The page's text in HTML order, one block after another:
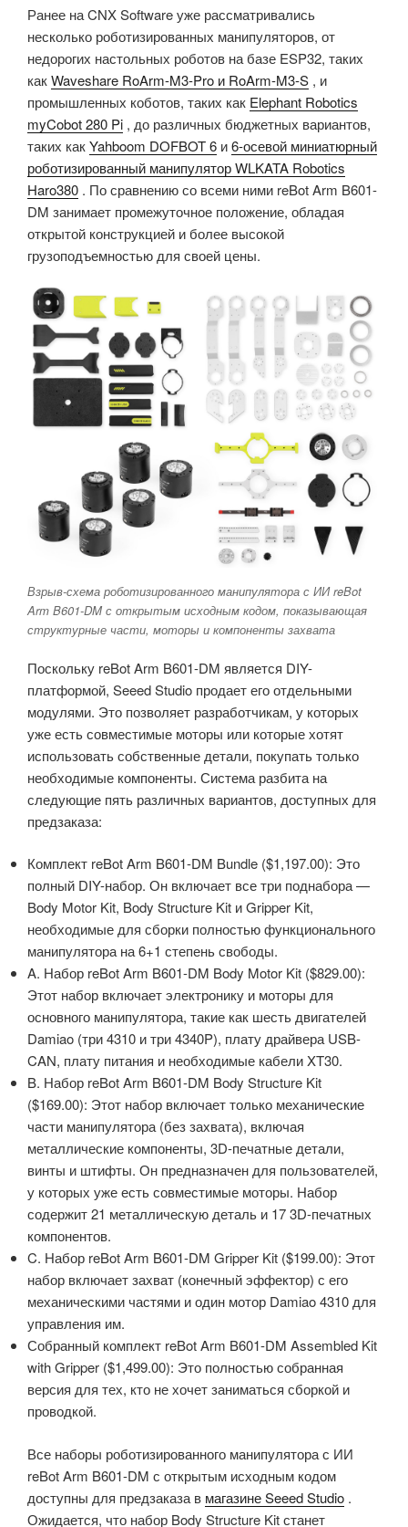
Ранее на CNX Software уже рассматривались
несколько роботизированных манипуляторов, от
недорогих настольных роботов на базе ESP32, таких
какWaveshare RoArm-M3-Pro и RoArm-M3-S , и
промышленных коботов, таких как Elephant Robotics
myCobot 280 Pi , до различных бюджетных вариантов,
таких какYahboom DOFBOT 6 и6-осевой миниатюрный
роботизированный манипулятор WLKATA Robotics
Haro380 . По сравнению со всеми ними reBot Arm B601-
DM занимает промежуточное положение, обладая
открытой конструкцией и более высокой
грузоподъемностью для своей цены.
Взрыв-схема роботизированного манипулятора с ИИ reBot
Arm B601-DM с открытым исходным кодом, показывающая
структурные части, моторы и компоненты захвата
Поскольку reBot Arm B601-DM является DIY-
платформой, Seeed Studio продает его отдельными
модулями. Это позволяет разработчикам, у которых
уже есть совместимые моторы или которые хотят
использовать собственные детали, покупать только
необходимые компоненты. Система разбита на
следующие пять различных вариантов, доступных для
предзаказа:
Комплект reBot Arm B601-DM Bundle ($1,197.00): Это
полный DIY-набор. Он включает все три поднабора —
Body Motor Kit, Body Structure Kit и Gripper Kit,
необходимые для сборки полностью функционального
манипулятора на 6+1 степень свободы.
A. Набор reBot Arm B601-DM Body Motor Kit ($829.00):
Этот набор включает электронику и моторы для
основного манипулятора, такие как шесть двигателей
Damiao (три 4310 и три 4340P), плату драйвера USB-
CAN, плату питания и необходимые кабели XT30.
B. Набор reBot Arm B601-DM Body Structure Kit
($169.00): Этот набор включает только механические
части манипулятора (без захвата), включая
металлические компоненты, 3D-печатные детали,
винты и штифты. Он предназначен для пользователей,
у которых уже есть совместимые моторы. Набор
содержит 21 металлическую деталь и 17 3D-печатных
компонентов.
C. Набор reBot Arm B601-DM Gripper Kit ($199.00): Этот
набор включает захват (конечный эффектор) с его
механическими частями и один мотор Damiao 4310 для
управления им.
Собранный комплект reBot Arm B601-DM Assembled Kit
with Gripper ($1,499.00): Это полностью собранная
версия для тех, кто не хочет заниматься сборкой и
проводкой.
Все наборы роботизированного манипулятора с ИИ
reBot Arm B601-DM с открытым исходным кодом
доступны для предзаказа в магазине Seeed Studio .
Ожидается, что набор Body Structure Kit станет